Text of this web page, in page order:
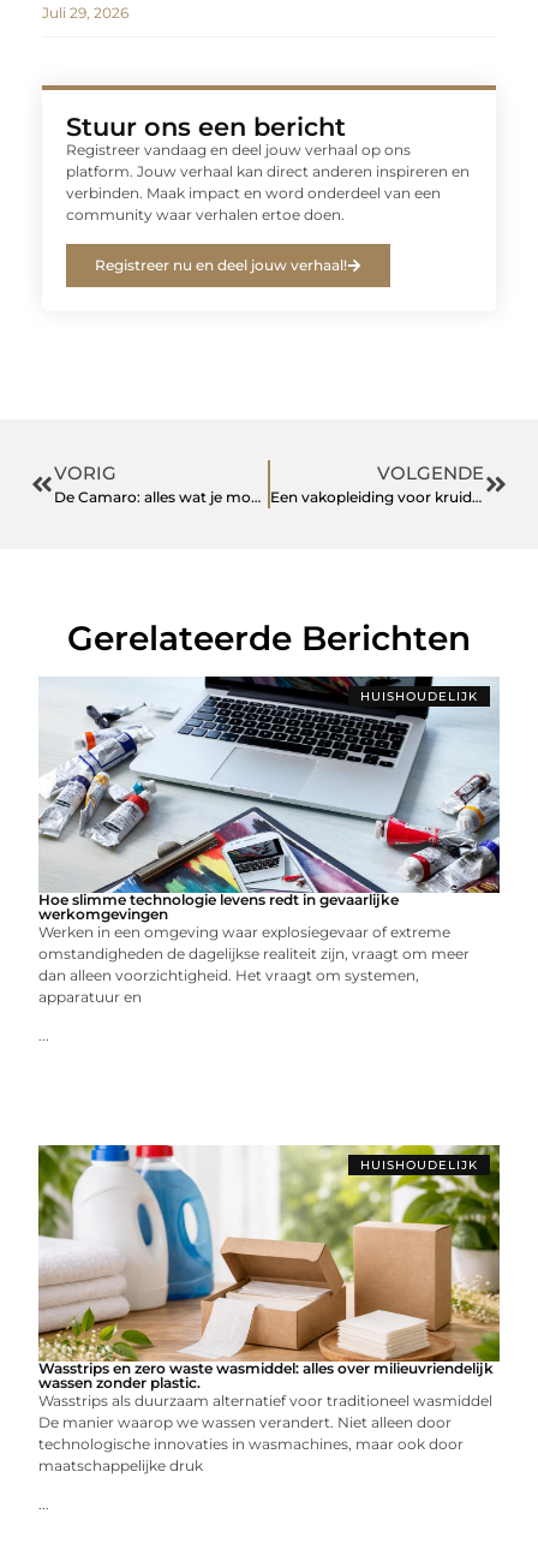
Juli 29, 2026
Stuur ons een bericht
Registreer vandaag en deel jouw verhaal op ons
platform. Jouw verhaal kan direct anderen inspireren en
verbinden. Maak impact en word onderdeel van een
community waar verhalen ertoe doen.
Registreer nu en deel jouw verhaal!
VORIG
De Camaro: alles wat je moet weten over de onderdelen
VOLGENDE
Een vakopleiding voor kruidengeneeskunde volgen doe je hier
Gerelateerde Berichten
HUISHOUDELIJK
Hoe slimme technologie levens redt in gevaarlijke
werkomgevingen
Werken in een omgeving waar explosiegevaar of extreme
omstandigheden de dagelijkse realiteit zijn, vraagt om meer
dan alleen voorzichtigheid. Het vraagt om systemen,
apparatuur en
...
HUISHOUDELIJK
Wasstrips en zero waste wasmiddel: alles over milieuvriendelijk
wassen zonder plastic.
Wasstrips als duurzaam alternatief voor traditioneel wasmiddel
De manier waarop we wassen verandert. Niet alleen door
technologische innovaties in wasmachines, maar ook door
maatschappelijke druk
...